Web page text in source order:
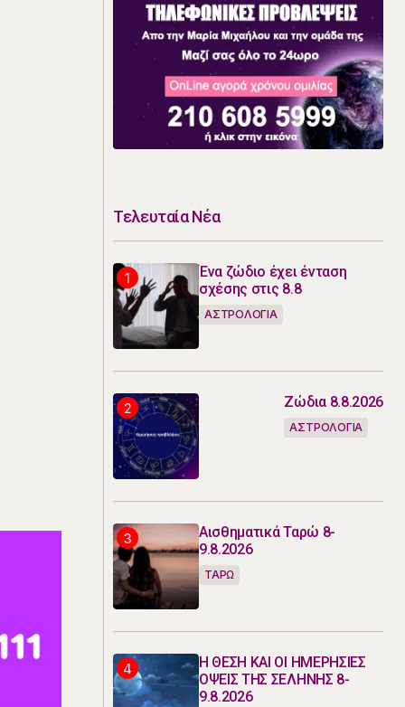
Τελευταία Νέα
Ένα ζώδιο έχει ένταση
σχέσης στις 8.8
ΑΣΤΡΟΛΟΓΙΑ
Ζώδια 8.8.2026
ΑΣΤΡΟΛΟΓΙΑ
Αισθηματικά Ταρώ 8-
9.8.2026
ΤΑΡΩ
Η ΘΕΣΗ ΚΑΙ ΟΙ ΗΜΕΡΗΣΙΕΣ
ΟΨΕΙΣ ΤΗΣ ΣΕΛΗΝΗΣ 8-
9.8.2026